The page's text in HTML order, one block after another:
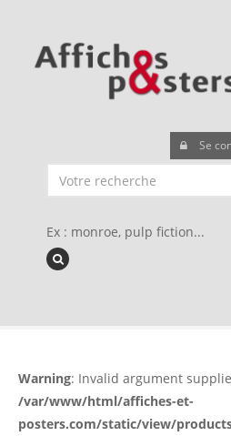
Se
Ex : monroe, pulp fiction...
Warning: Invalid argument
/var/www/html/affiches-et-
posters.com/static/view/